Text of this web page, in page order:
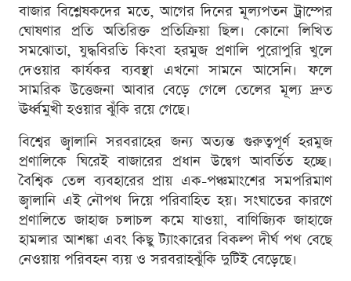
বাজার বিশ্লেষকদের মতে, আগের দিনের মূল্যপতন ট্রাম্পের
ঘোষণার প্রতি অতিরিক্ত প্রতিক্রিয়া ছিল। কোনো লিখিত
সমঝোতা, যুদ্ধবিরতি কিংবা হরমুজ প্রণালি পুরোপুরি খুলে
দেওয়ার কার্যকর ব্যবস্থা এখনো সামনে আসেনি। ফলে
সামরিক উত্তেজনা আবার বেড়ে গেলে তেলের মূল্য দ্রুত
ঊর্ধ্বমুখী হওয়ার ঝুঁকি রয়ে গেছে।
বিশ্বের জ্বালানি সরবরাহের জন্য অত্যন্ত গুরুত্বপূর্ণ হরমুজ
প্রণালিকে ঘিরেই বাজারের প্রধান উদ্বেগ আবর্তিত হচ্ছে।
বৈশ্বিক তেল ব্যবহারের প্রায় এক-পঞ্চমাংশের সমপরিমাণ
জ্বালানি এই নৌপথ দিয়ে পরিবাহিত হয়। সংঘাতের কারণে
প্রণালিতে জাহাজ চলাচল কমে যাওয়া, বাণিজ্যিক জাহাজে
হামলার আশঙ্কা এবং কিছু ট্যাংকারের বিকল্প দীর্ঘ পথ বেছে
নেওয়ায় পরিবহন ব্যয় ও সরবরাহঝুঁকি দুটিই বেড়েছে।